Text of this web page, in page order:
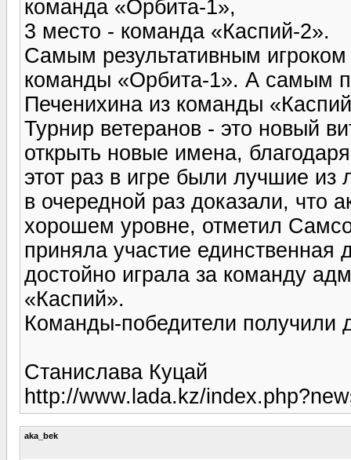
команда «Орбита-1»,
3 место - команда «Каспий-2».
Самым результативным
команды «Орбита-1». А самым
Печенихина из команды
Турнир ветеранов - это новый
открыть новые имена,
этот раз в игре были лучшие из
в очередной раз доказали, что
хорошем уровне, отметил
приняла участие
достойно играла за команду
«Каспий».
Команды-победители
Станислава Куцай
http://www.lada.kz/
aka_bek